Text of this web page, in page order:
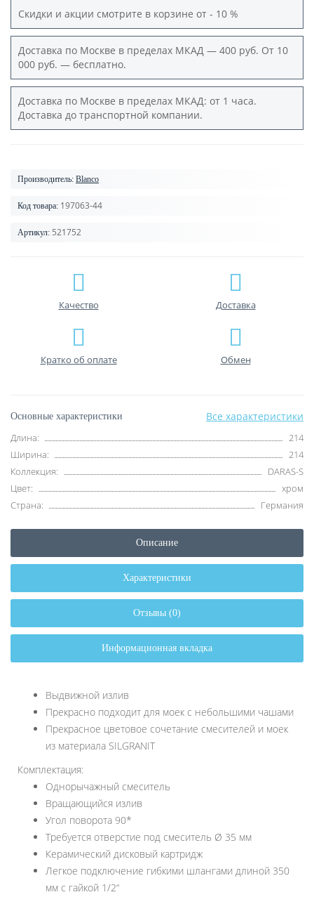
Скидки и акции смотрите в корзине от - 10 %
Доставка по Москве в пределах МКАД — 400 руб. От 10
000 руб. — бесплатно.
Доставка по Москве в пределах МКАД: от 1 часа.
Доставка до транспортной компании.
Производитель: Blanco
Код товара: 197063-44
Артикул: 521752
Качество Доставка
Кратко об оплате Обмен
Основные характеристики Все характеристики
Длина:
214
Ширина:
214
Коллекция:
DARAS-S
Цвет:
хром
Страна:
Германия
Описание
Характеристики
Отзывы (0)
Информационная вкладка
Выдвижной излив
Прекрасно подходит для моек с небольшими чашами
Прекрасное цветовое сочетание смесителей и моек
из материала SILGRANIT
Комплектация:
Однорычажный смеситель
Вращающийся излив
Угол поворота 90*
Требуется отверстие под смеситель Ø 35 мм
Керамический дисковый картридж
Легкое подключение гибкими шлангами длиной 350
мм с гайкой 1/2“